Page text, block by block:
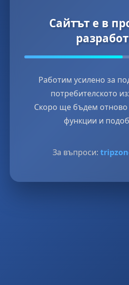
Сайтът е в
Работим усилено за
потребителското
Скоро ще бъдем отново
функции и
За въпроси: